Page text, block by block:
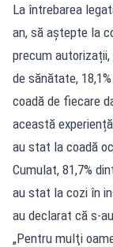
La întrebarea
an, să aștepte la
precum
de sănătate,
coadă de fiecare
această
au stat la coadă
Cumulat, 81,7%
au stat la cozi în
au declarat că s-
„Pentru mulţi